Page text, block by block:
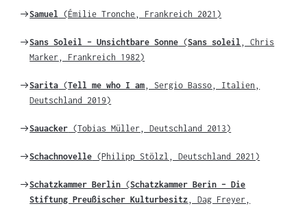
Weiter
Samuel (Émilie Tronche, Frankreich 2021)
Weiter
zu
Sans Soleil – Unsichtbare Sonne (Sans soleil , Chris
Marker, Frankreich 1982)
Weiter
zu
Sarita (Tell me who I am , Sergio Basso, Italien,
Deutschland 2019)
Weiter
Sauacker (Tobias Müller, Deutschland 2013)
Weiter
Schachnovelle (Philipp Stölzl, Deutschland 2021)
Weiter
zu
Schatzkammer Berlin (Schatzkammer Berin – Die
Stiftung Preußischer Kulturbesitz , Dag Freyer,